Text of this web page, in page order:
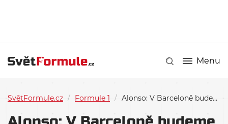
Menu
SvětFormule.cz / Formule 1 / Alonso: V Barceloně budeme silnější